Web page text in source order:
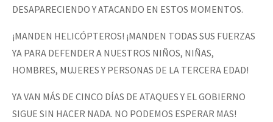
DESAPARECIENDO Y ATACANDO EN ESTOS MOMENTOS.
¡MANDEN HELICÓPTEROS! ¡MANDEN TODAS SUS FUERZAS
YA PARA DEFENDER A NUESTROS NIÑOS, NIÑAS,
HOMBRES, MUJERES Y PERSONAS DE LA TERCERA EDAD!
YA VAN MÁS DE CINCO DÍAS DE ATAQUES Y EL GOBIERNO
SIGUE SIN HACER NADA. NO PODEMOS ESPERAR MAS!